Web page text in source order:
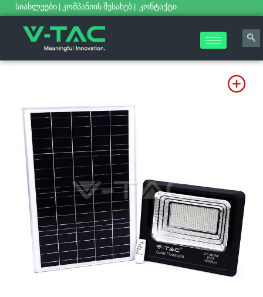
სიახლეები | კომპანიის შესახებ | კონტაქტი